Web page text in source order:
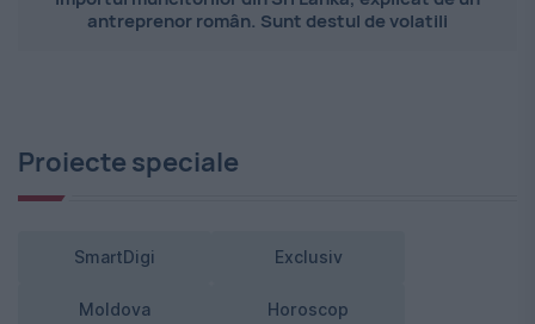
antreprenor român. Sunt destul de volatili
Proiecte speciale
SmartDigi Exclusiv
Moldova Horoscop